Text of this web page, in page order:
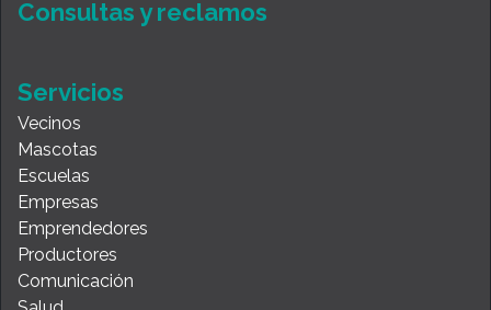
Consultas y reclamos
Servicios
Vecinos
Mascotas
Escuelas
Empresas
Emprendedores
Productores
Comunicación